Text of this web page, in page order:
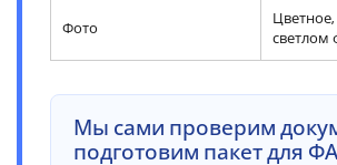
Фото
светлом
Мы сами проверим
подготовим пакет для